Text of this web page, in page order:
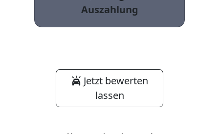
Auszahlung
Jetzt bewerten
lassen